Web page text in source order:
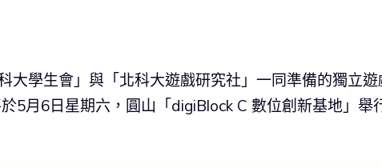
大學生會」與「北科大遊戲研究社」一同準備的獨立遊
5月6日星期六，圓山「digiBlock C 數位創新基地」舉